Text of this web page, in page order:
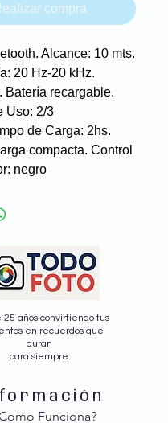
compra
Alcance: 10 mts.
20 Hz-20 kHz.
Batería recargable.
Uso: 2/3
de Carga: 2hs.
compacta. Control
negro
25 años convirtiendo tus
en recuerdos que
duran
para siempre.
Funciona?